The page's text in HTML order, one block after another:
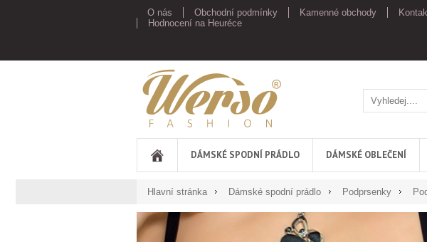
O nás Obchodní podmínky Kamenné obchody
Hodnocení na Heuréce
Werso
DÁMSKÉ SPODNÍ PRÁDLO DÁMSKÉ OBLEČENÍ
Hlavní stránka Dámské spodní prádlo Podprsenky